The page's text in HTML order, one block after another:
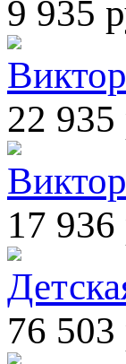
9 935
22 935
17 936
76 503